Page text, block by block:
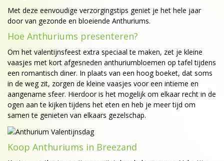
Met deze eenvoudige verzorgingstips geniet je het hele jaar
door van gezonde en bloeiende Anthuriums.
Hoe Anthuriums presenteren?
Om het valentijnsfeest extra speciaal te maken, zet je kleine
vaasjes met kort afgesneden anthuriumbloemen op tafel tijdens
een romantisch diner. In plaats van een hoog boeket, dat soms
in de weg zit, zorgen de kleine vaasjes voor een intieme en
aangename sfeer. Hierdoor is het mogelijk om elkaar recht in de
ogen aan te kijken tijdens het eten en heb je meer tijd om
samen te genieten van elkaars gezelschap.
Koop Anthuriums in Breezand